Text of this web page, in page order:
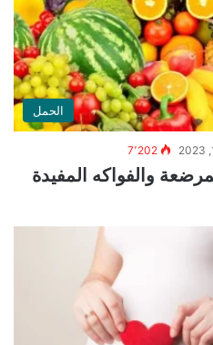
الحمل
7٬202
والفواكه المفيدة